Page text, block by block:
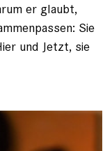
er glaubt,
Sie
und Jetzt, sie